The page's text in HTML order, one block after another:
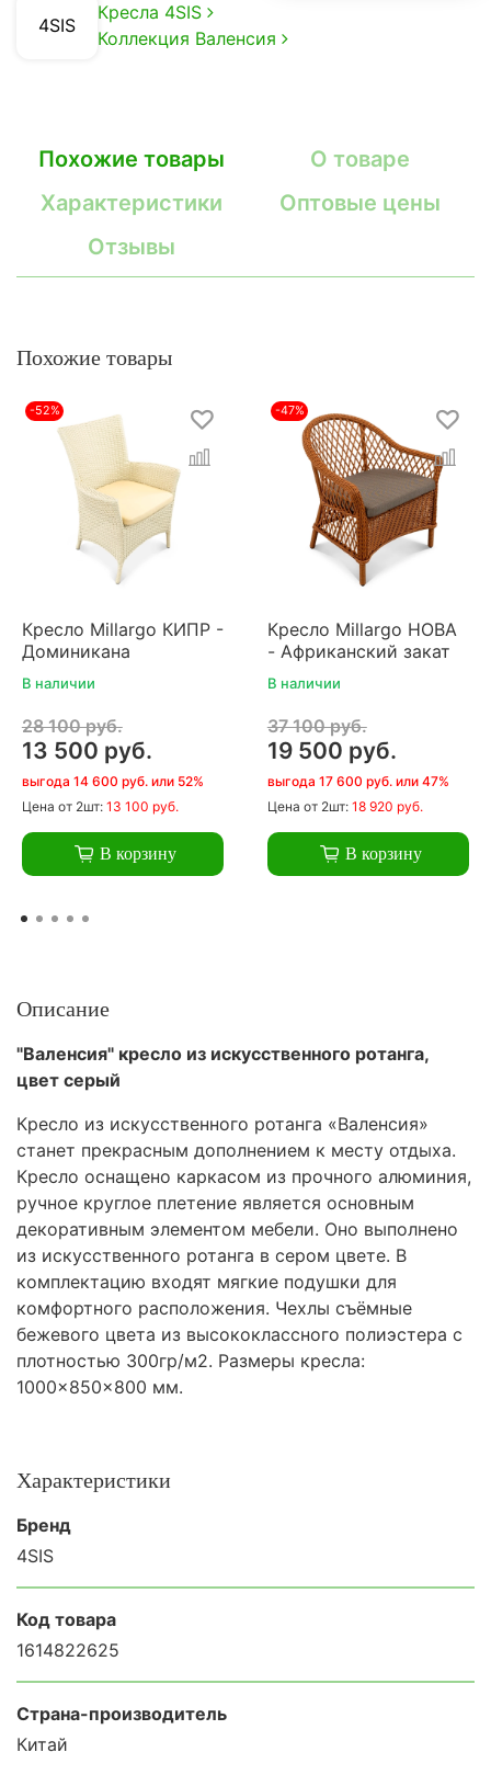
4SIS
Кресла 4SIS
Коллекция Валенсия
Похожие товары
О товаре
Характеристики
Оптовые цены
Отзывы
Похожие товары
-52%
Кресло Millargo КИПР -
Доминикана
В наличии
28 100 руб.
13 500 руб.
выгода 14 600 руб. или 52%
Цена от 2шт: 13 100 руб.
В корзину
-47%
Кресло Millargo НОВА
- Африканский закат
В наличии
37 100 руб.
19 500 руб.
выгода 17 600 руб. или 47%
Цена от 2шт: 18 920 руб.
В корзину
Описание
"Валенсия" кресло из искусственного ротанга,
цвет серый
Кресло из искусственного ротанга «Валенсия»
станет прекрасным дополнением к месту отдыха.
Кресло оснащено каркасом из прочного алюминия,
ручное круглое плетение является основным
декоративным элементом мебели. Оно выполнено
из искусственного ротанга в сером цвете. В
комплектацию входят мягкие подушки для
комфортного расположения. Чехлы съёмные
бежевого цвета из высококлассного полиэстера с
плотностью 300гр/м2. Размеры кресла:
1000×850×800 мм.
Характеристики
Бренд
4SIS
Код товара
1614822625
Страна-производитель
Китай